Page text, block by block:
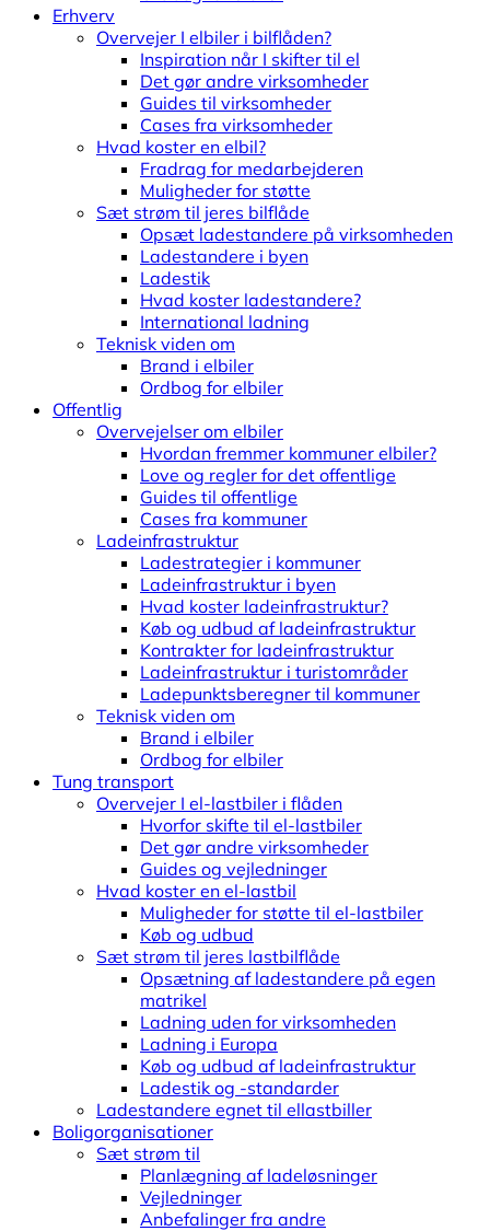
Erhverv
Overvejer I elbiler i bilflåden?
Inspiration når I skifter til el
Det gør andre virksomheder
Guides til virksomheder
Cases fra virksomheder
Hvad koster en elbil?
Fradrag for medarbejderen
Muligheder for støtte
Sæt strøm til jeres bilflåde
Opsæt ladestandere på virksomheden
Ladestandere i byen
Ladestik
Hvad koster ladestandere?
International ladning
Teknisk viden om
Brand i elbiler
Ordbog for elbiler
Offentlig
Overvejelser om elbiler
Hvordan fremmer kommuner elbiler?
Love og regler for det offentlige
Guides til offentlige
Cases fra kommuner
Ladeinfrastruktur
Ladestrategier i kommuner
Ladeinfrastruktur i byen
Hvad koster ladeinfrastruktur?
Køb og udbud af ladeinfrastruktur
Kontrakter for ladeinfrastruktur
Ladeinfrastruktur i turistområder
Ladepunktsberegner til kommuner
Teknisk viden om
Brand i elbiler
Ordbog for elbiler
Tung transport
Overvejer I el-lastbiler i flåden
Hvorfor skifte til el-lastbiler
Det gør andre virksomheder
Guides og vejledninger
Hvad koster en el-lastbil
Muligheder for støtte til el-lastbiler
Køb og udbud
Sæt strøm til jeres lastbilflåde
Opsætning af ladestandere på egen
matrikel
Ladning uden for virksomheden
Ladning i Europa
Køb og udbud af ladeinfrastruktur
Ladestik og -standarder
Ladestandere egnet til ellastbiller
Boligorganisationer
Sæt strøm til
Planlægning af ladeløsninger
Vejledninger
Anbefalinger fra andre